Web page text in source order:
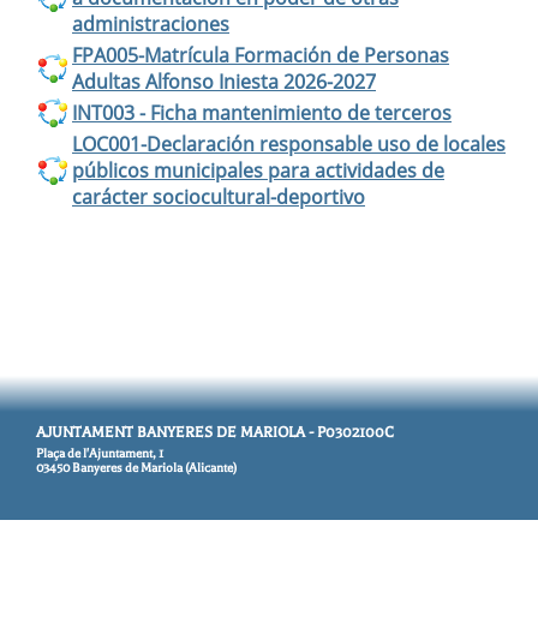
administraciones
FPA005-Matrícula Formación de Personas
Adultas Alfonso Iniesta 2026-2027
INT003 - Ficha mantenimiento de terceros
LOC001-Declaración responsable uso de locales
públicos municipales para actividades de
carácter sociocultural-deportivo
AJUNTAMENT BANYERES DE MARIOLA - P0302100C
Plaça de l'Ajuntament, 1
03450 Banyeres de Mariola (Alicante)